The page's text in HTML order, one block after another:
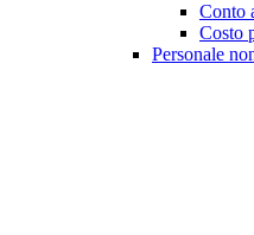
Conto
Costo
Personale